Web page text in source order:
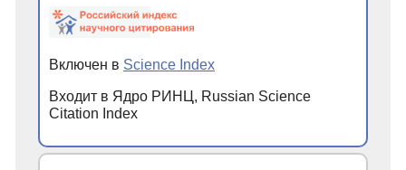
Включен в Science Index
Входит в Ядро РИНЦ, Russian Science
Citation Index